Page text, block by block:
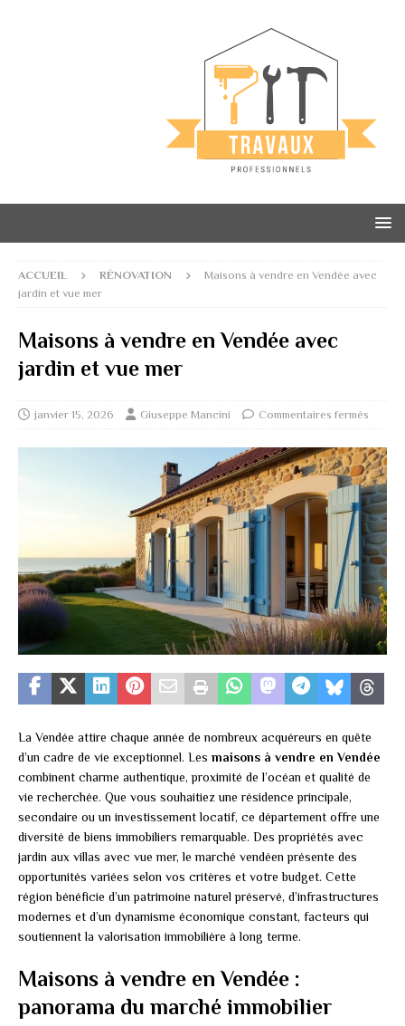
ACCUEIL RÉNOVATION
Maisons à vendre en Vendée avec
jardin et vue mer
Maisons à vendre en Vendée avec
jardin et vue mer
janvier 15, 2026 Giuseppe Mancini Commentaires fermés
La Vendée attire chaque année de nombreux acquéreurs en quête
d’un cadre de vie exceptionnel. Les maisons à vendre en Vendée
combinent charme authentique, proximité de l’océan et qualité de
vie recherchée. Que vous souhaitiez une résidence principale,
secondaire ou un investissement locatif, ce département offre une
diversité de biens immobiliers remarquable. Des propriétés avec
jardin aux villas avec vue mer, le marché vendéen présente des
opportunités variées selon vos critères et votre budget. Cette
région bénéficie d’un patrimoine naturel préservé, d’infrastructures
modernes et d’un dynamisme économique constant, facteurs qui
soutiennent la valorisation immobilière à long terme.
Maisons à vendre en Vendée :
panorama du marché immobilier